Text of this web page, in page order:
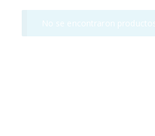
No se encontraron